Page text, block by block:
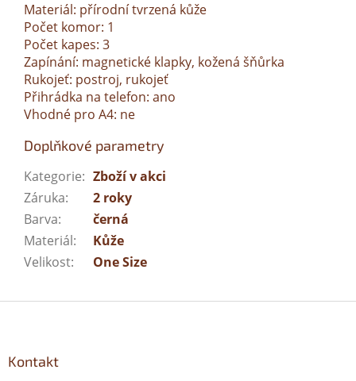
Materiál: přírodní tvrzená kůže
Počet komor: 1
Počet kapes: 3
Zapínání: magnetické klapky, kožená šňůrka
Rukojeť: postroj, rukojeť
Přihrádka na telefon: ano
Vhodné pro A4: ne
Doplňkové parametry
Kategorie: Zboží v akci
Záruka:
2 roky
Barva:
černá
Materiál:
Kůže
Velikost: One Size
Kontakt